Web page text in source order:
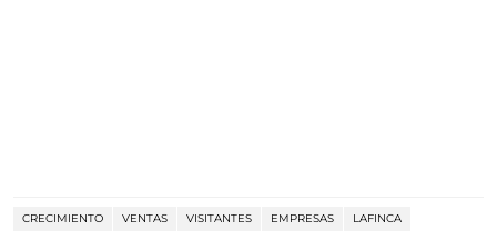
CRECIMIENTO VENTAS VISITANTES EMPRESAS
LAFINCA